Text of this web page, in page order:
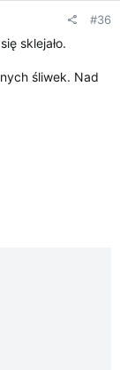
#36
sklejało.
śliwek. Nad